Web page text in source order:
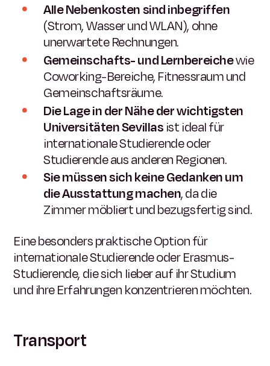
Alle Nebenkosten sind inbegriffen
(Strom, Wasser und WLAN), ohne
unerwartete Rechnungen.
Gemeinschafts- und Lernbereichewie
Coworking-Bereiche, Fitnessraum und
Gemeinschaftsräume.
Die Lage in der Nähe der wichtigsten
Universitäten Sevillas ist ideal für
internationale Studierende oder
Studierende aus anderen Regionen.
Sie müssen sich keine Gedanken um
die Ausstattung machen, da die
Zimmer möbliert und bezugsfertig sind.
Eine besonders praktische Option für
internationale Studierende oder Erasmus-
Studierende, die sich lieber auf ihr Studium
und ihre Erfahrungen konzentrieren möchten.
Transport